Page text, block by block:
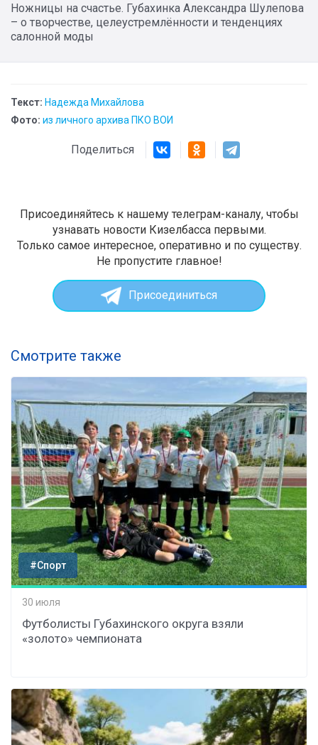
Ножницы на счастье. Губахинка Александра Шулепова
– о творчестве, целеустремлённости и тенденциях
салонной моды
Текст: Надежда Михайлова
Фото: из личного архива ПКО ВОИ
Поделиться
Присоединяйтесь к нашему телеграм-каналу, чтобы
узнавать новости Кизелбасса первыми.
Только самое интересное, оперативно и по существу.
Не пропустите главное!
Присоединиться
Смотрите также
#Спорт
30 июля
Футболисты Губахинского округа взяли
«золото» чемпионата